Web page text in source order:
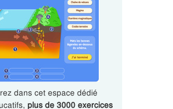
dans cet espace dédié
plus de 3000 exercices